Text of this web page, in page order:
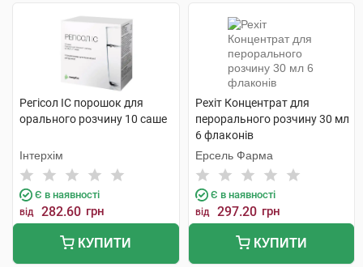
Регісол ІС порошок для
орального розчину 10 саше
Інтерхім
Є в наявності
від 282.60 грн
КУПИТИ
Рехіт Концентрат для
перорального розчину 30 мл
6 флаконів
Ерсель Фарма
Є в наявності
від 297.20 грн
КУПИТИ